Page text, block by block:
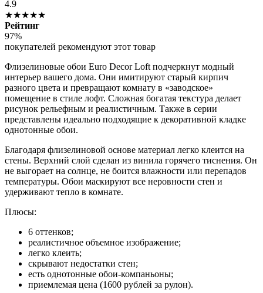
4.9
★★★★★
Рейтинг
97%
покупателей рекомендуют этот товар
Флизелиновые обои Euro Decor Loft подчеркнут модный
интерьер вашего дома. Они имитируют старый кирпич
разного цвета и превращают комнату в «заводское»
помещение в стиле лофт. Сложная богатая текстура делает
рисунок рельефным и реалистичным. Также в серии
представлены идеально подходящие к декоративной кладке
однотонные обои.
Благодаря флизелиновой основе материал легко клеится на
стены. Верхний слой сделан из винила горячего тиснения. Он
не выгорает на солнце, не боится влажности или перепадов
температуры. Обои маскируют все неровности стен и
удерживают тепло в комнате.
Плюсы:
6 оттенков;
реалистичное объемное изображение;
легко клеить;
скрывают недостатки стен;
есть однотонные обои-компаньоны;
приемлемая цена (1600 рублей за рулон).